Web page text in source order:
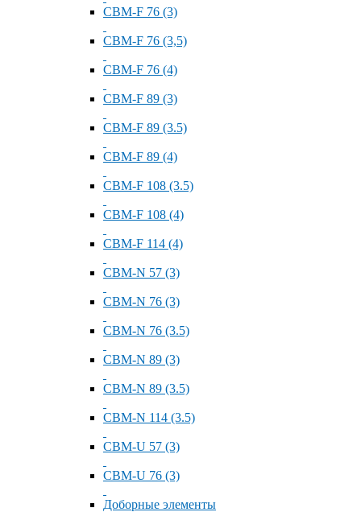
СВМ-F 76 (3)
СВМ-F 76 (3,5)
СВМ-F 76 (4)
СВМ-F 89 (3)
СВМ-F 89 (3.5)
СВМ-F 89 (4)
СВМ-F 108 (3.5)
СВМ-F 108 (4)
СВМ-F 114 (4)
СВМ-N 57 (3)
СВМ-N 76 (3)
СВМ-N 76 (3.5)
СВМ-N 89 (3)
СВМ-N 89 (3.5)
СВМ-N 114 (3.5)
СВМ-U 57 (3)
СВМ-U 76 (3)
Доборные элементы